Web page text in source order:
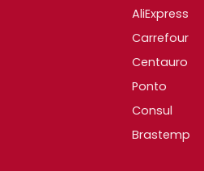
AliExpress
Carrefour
Centauro
Ponto
Consul
Brastemp